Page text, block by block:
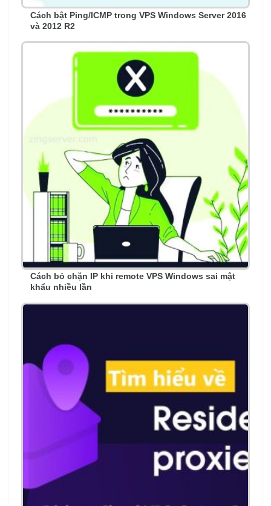
Cách bật Ping/ICMP trong VPS Windows Server 2016
và 2012 R2
Cách bỏ chặn IP khi remote VPS Windows sai mật
khẩu nhiều lần